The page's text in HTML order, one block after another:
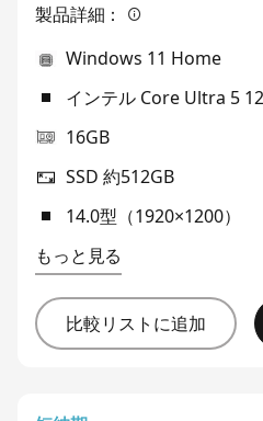
製品詳細：
Windows 11 Home
インテル Core Ultra 5
16GB
SSD 約512GB
14.0型（1920×1200）
もっと見る
比較リストに追加